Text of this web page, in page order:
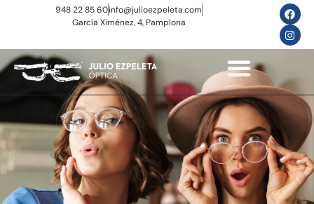
948 22 85 60info@julioezpeleta.com
García Ximénez, 4, Pamplona